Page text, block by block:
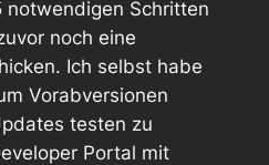
notwendigen Schritten
noch eine
Ich selbst habe
Vorabversionen
testen zu
Portal mit